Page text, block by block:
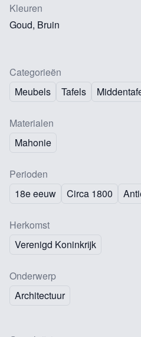
Kleuren
Goud, Bruin
Categorieën
Meubels
Tafels
Materialen
Mahonie
Perioden
18e eeuw
Circa 1800
Herkomst
Verenigd Koninkrijk
Onderwerp
Architectuur